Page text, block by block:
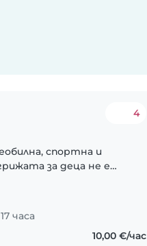
4
спортна и
за деца не е
часа
10,00 €/час